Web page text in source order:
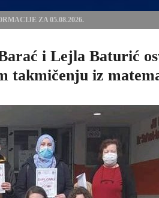
ZAHTJEVA ZA OSTVARIVANJE
TROŠKOVA PROVOĐENJA PROGRAMA
i Lejla Baturić
takmičenju iz